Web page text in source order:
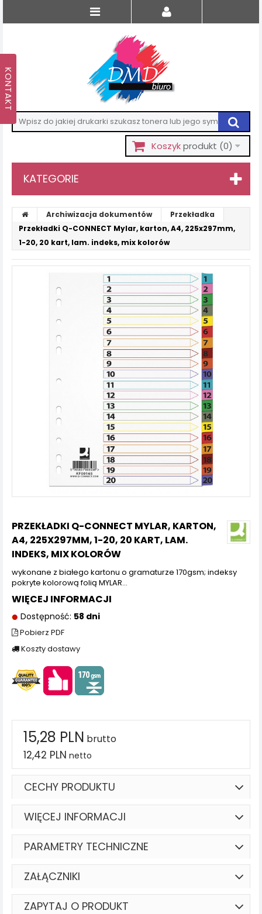
Koszykprodukt (0)
KATEGORIE
Archiwizacja dokumentów
Przekładka
Przekładki Q-CONNECT Mylar, karton, A4, 225x297mm,
1-20, 20 kart, lam. indeks, mix kolorów
PRZEKŁADKI Q-CONNECT MYLAR, KARTON,
A4, 225X297MM, 1-20, 20 KART, LAM.
INDEKS, MIX KOLORÓW
wykonane z białego kartonu o gramaturze 170gsm; indeksy
pokryte kolorową folią MYLAR...
WIĘCEJ INFORMACJI
Dostępność: 58 dni
Pobierz PDF
Koszty dostawy
15,28 PLN brutto
12,42 PLN netto
CECHY PRODUKTU
WIĘCEJ INFORMACJI
PARAMETRY TECHNICZNE
ZAŁĄCZNIKI
ZAPYTAJ O PRODUKT